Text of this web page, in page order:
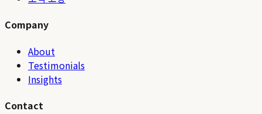
Company
About
Testimonials
Insights
Contact